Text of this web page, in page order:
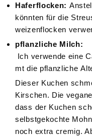
Haferflocken:
könnten für die
weizenflocken
pflanzliche Milch:
Ich verwende eine
mt die pflanzliche
Dieser Kuchen
Kirschen. Die
dass der Kuchen
selbstgekochte
noch extra cremig.